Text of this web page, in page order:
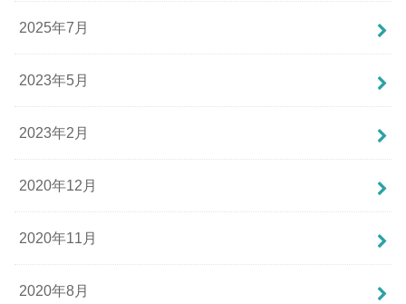
2025年7月
2023年5月
2023年2月
2020年12月
2020年11月
2020年8月